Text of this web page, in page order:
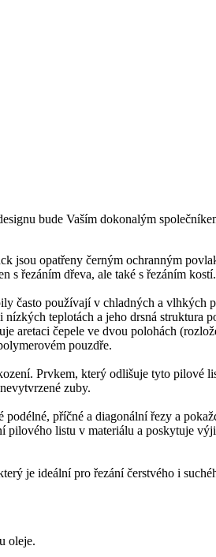
bude Vaším dokonalým
jsou opatřeny černým ochranným
řezáním dřeva, ale také s řezáním
často používají v chladných a
teplotách a jeho drsná struktura
aretaci čepele ve dvou polohách
pouzdře.
Prvkem, který odlišuje tyto pilové
zuby.
příčné a diagonální řezy a
listu v materiálu a poskytuje
je ideální pro řezání čerstvého i
oleje.